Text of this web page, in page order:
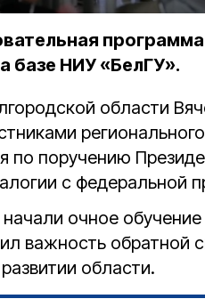
базе НИУ «БелГУ».
области
по поручению
с федеральной
очное
важность обратной
области.